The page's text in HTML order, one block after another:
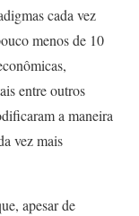
cada vez
menos de 10
entre outros
a maneira
vez mais
apesar de